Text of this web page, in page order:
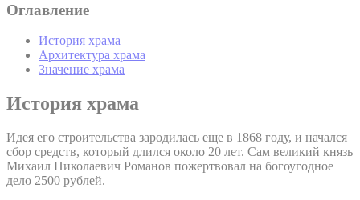
Оглавление
История храма
Архитектура храма
Значение храма
История храма
Идея его строительства зародилась еще в 1868 году, и начался
сбор средств, который длился около 20 лет. Сам великий князь
Михаил Николаевич Романов пожертвовал на богоугодное
дело 2500 рублей.